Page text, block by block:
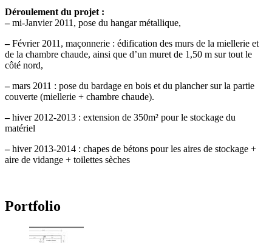
Déroulement du projet :
–mi-Janvier 2011, pose du hangar métallique,
–Février 2011, maçonnerie : édification des murs de la miellerie et
de la chambre chaude, ainsi que d’un muret de 1,50 m sur tout le
côté nord,
–mars 2011 : pose du bardage en bois et du plancher sur la partie
couverte (miellerie + chambre chaude).
–hiver 2012-2013 : extension de 350m² pour le stockage du
matériel
–hiver 2013-2014 : chapes de bétons pour les aires de stockage +
aire de vidange + toilettes sèches
Portfolio